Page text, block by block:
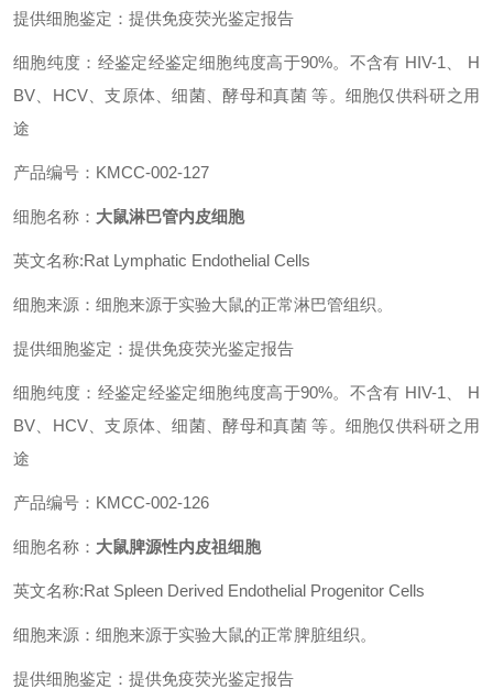
提供细胞鉴定：提供免疫荧光鉴定报告
细胞纯度：经鉴定经鉴定细胞纯度高于90%。不含有 HIV-1、 H
BV、HCV、支原体、细菌、酵母和真菌 等。细胞仅供科研之用
途
产品编号：KMCC-002-127
细胞名称： 大鼠淋巴管内皮细胞
英文名称:Rat Lymphatic Endothelial Cells
细胞来源：细胞来源于实验大鼠的正常淋巴管组织。
提供细胞鉴定：提供免疫荧光鉴定报告
细胞纯度：经鉴定经鉴定细胞纯度高于90%。不含有 HIV-1、 H
BV、HCV、支原体、细菌、酵母和真菌 等。细胞仅供科研之用
途
产品编号：KMCC-002-126
细胞名称： 大鼠脾源性内皮祖细胞
英文名称:Rat Spleen Derived Endothelial Progenitor Cells
细胞来源：细胞来源于实验大鼠的正常脾脏组织。
提供细胞鉴定：提供免疫荧光鉴定报告